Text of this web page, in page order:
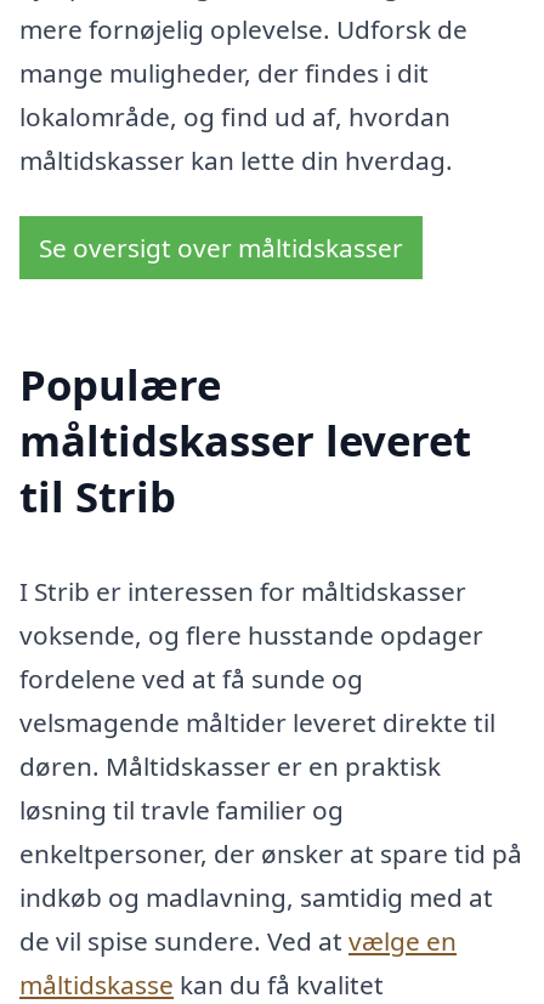
mere fornøjelig oplevelse. Udforsk de
mange muligheder, der findes i dit
lokalområde, og find ud af, hvordan
måltidskasser kan lette din hverdag.
Se oversigt over måltidskasser
Populære
måltidskasser leveret
til Strib
I Strib er interessen for måltidskasser
voksende, og flere husstande opdager
fordelene ved at få sunde og
velsmagende måltider leveret direkte til
døren. Måltidskasser er en praktisk
løsning til travle familier og
enkeltpersoner, der ønsker at spare tid på
indkøb og madlavning, samtidig med at
de vil spise sundere. Ved at vælge en
måltidskasse kan du få kvalitet